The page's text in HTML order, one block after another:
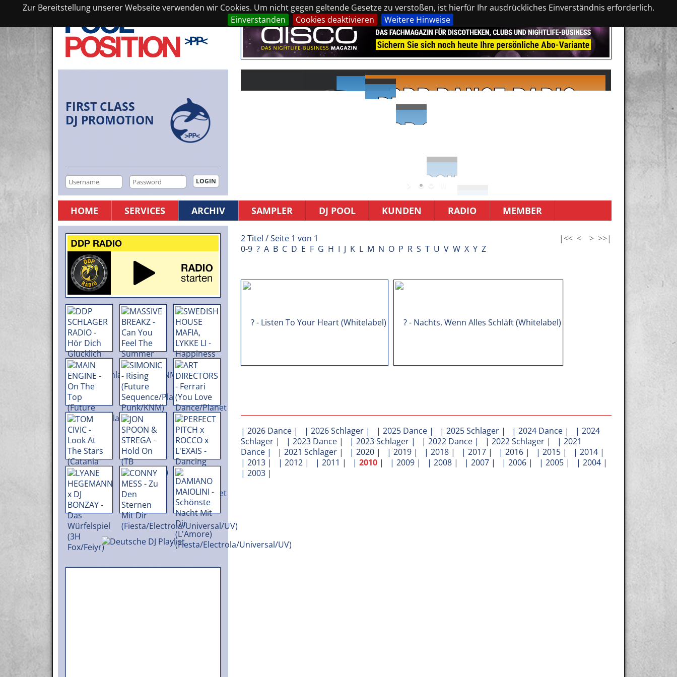
Zur Bereitstellung unserer Webseite verwenden wir Cookies. Um nicht gegen geltende Gesetze zu verstoßen, ist hierfür Ihr ausdrückliches Einverständnis erforderlich.
Einverstanden
Cookies deaktivieren Weitere Hinweise
FIRST CLASS
DJ PROMOTION
HOME SERVICES ARCHIV SAMPLER DJ POOL KUNDEN RADIO MEMBER
2 Titel / Seite 1 von 1 |<< < > >>|
0-9 ? A B C D E F G H I J K L M N O P R S T U V W X Y Z
| 2026 Dance | | 2026 Schlager | | 2025 Dance | | 2025 Schlager | | 2024 Dance | | 2024
Schlager | | 2023 Dance | | 2023 Schlager | | 2022 Dance | | 2022 Schlager | | 2021
Dance | | 2021 Schlager | | 2020 | | 2019 | | 2018 | | 2017 | | 2016 | | 2015 | | 2014 |
| 2013 | | 2012 | | 2011 | | 2010 | | 2009 | | 2008 | | 2007 | | 2006 | | 2005 | | 2004 |
| 2003 |